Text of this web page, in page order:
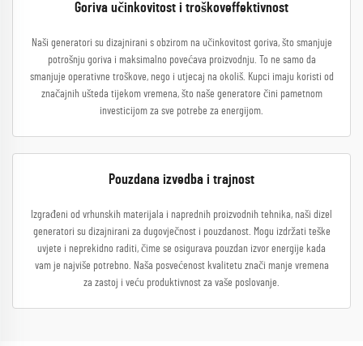
Goriva učinkovitost i troškoveffektivnost
Naši generatori su dizajnirani s obzirom na učinkovitost goriva, što smanjuje
potrošnju goriva i maksimalno povećava proizvodnju. To ne samo da
smanjuje operativne troškove, nego i utjecaj na okoliš. Kupci imaju koristi od
značajnih ušteda tijekom vremena, što naše generatore čini pametnom
investicijom za sve potrebe za energijom.
Pouzdana izvedba i trajnost
Izgrađeni od vrhunskih materijala i naprednih proizvodnih tehnika, naši dizel
generatori su dizajnirani za dugovječnost i pouzdanost. Mogu izdržati teške
uvjete i neprekidno raditi, čime se osigurava pouzdan izvor energije kada
vam je najviše potrebno. Naša posvećenost kvalitetu znači manje vremena
za zastoj i veću produktivnost za vaše poslovanje.